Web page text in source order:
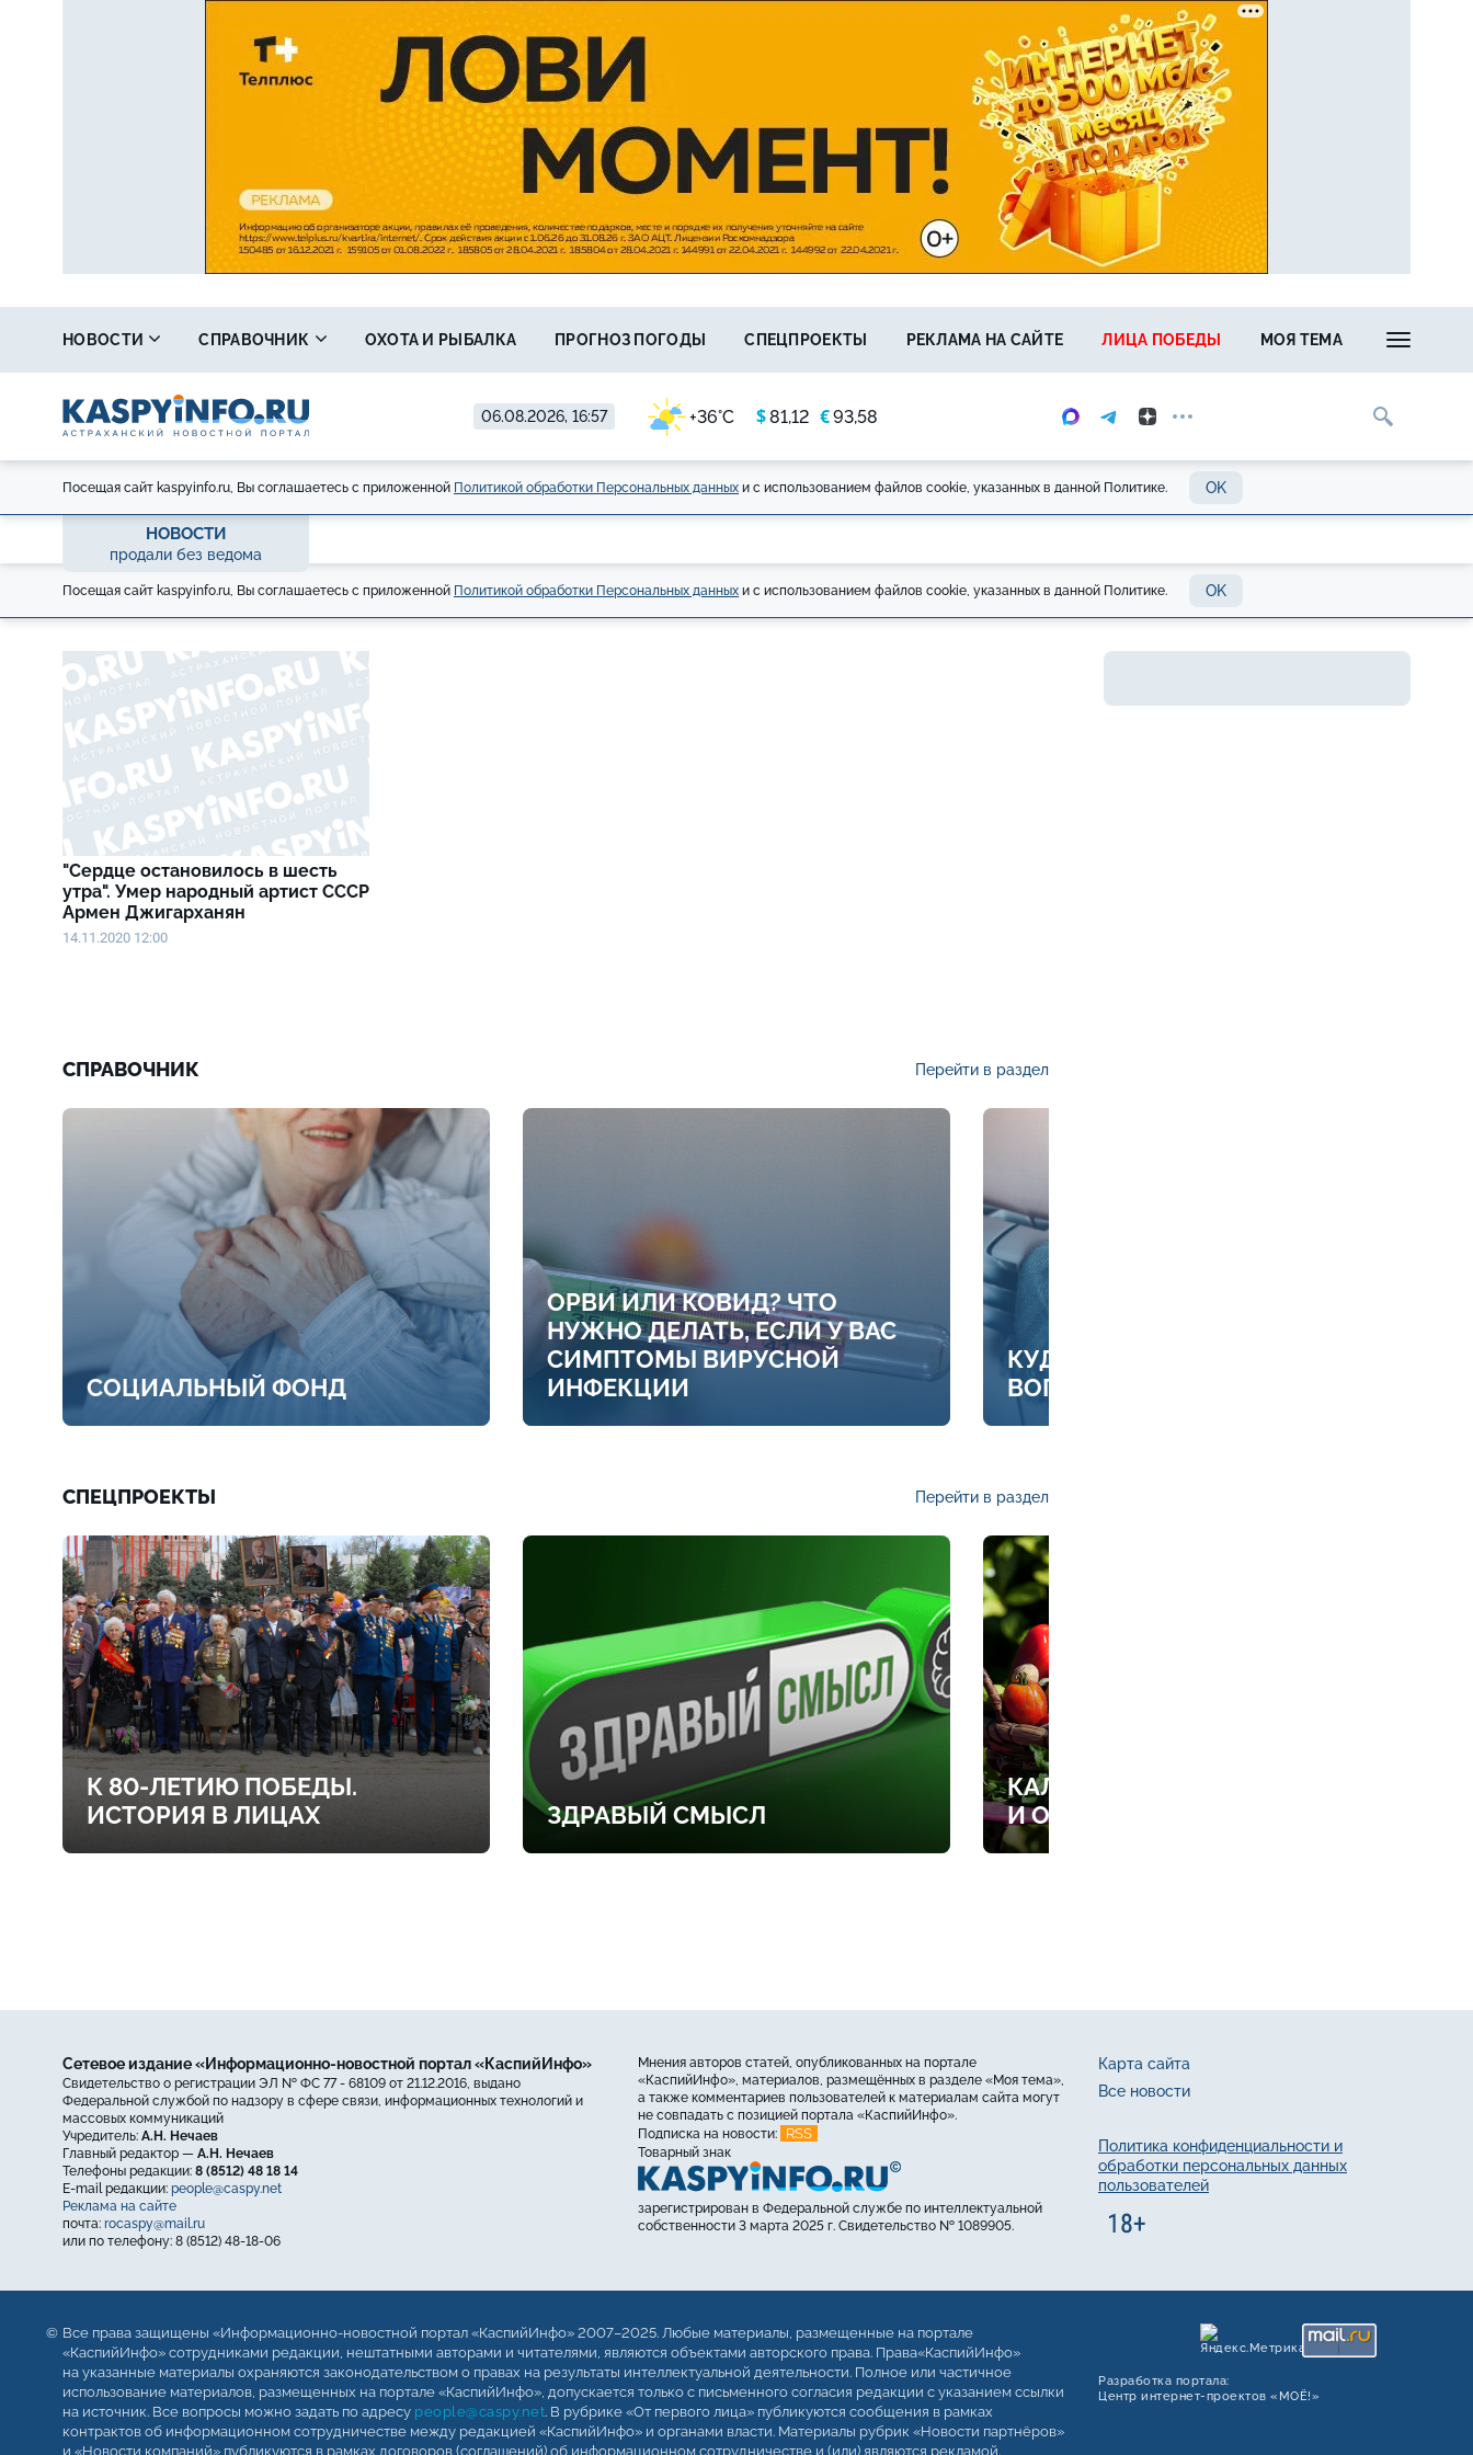
06.08.2026, 16:57 +36°C $81,12 €93,58
НОВОСТИ СПРАВОЧНИК ОХОТА И РЫБАЛКА ПРОГНОЗ ПОГОДЫ СПЕЦПРОЕКТЫ РЕКЛАМА НА САЙТЕ ЛИЦА ПОБЕДЫ МОЯ ТЕМА
Посещая сайт kaspyinfo.ru, Вы соглашаетесь с приложенной Политикой обработки Персональных данных и с использованием файлов cookie, указанных в данной Политике. OK
НОВОСТИ
продали без ведома
Посещая сайт kaspyinfo.ru, Вы соглашаетесь с приложенной Политикой обработки Персональных данных и с использованием файлов cookie, указанных в данной Политике. OK
"Сердце остановилось в шесть
утра". Умер народный артист СССР
Армен Джигарханян
14.11.2020 12:00
СПРАВОЧНИК Перейти в раздел
СОЦИАЛЬНЫЙ ФОНД
ОРВИ ИЛИ КОВИД? ЧТО
НУЖНО ДЕЛАТЬ, ЕСЛИ У ВАС
СИМПТОМЫ ВИРУСНОЙ
ИНФЕКЦИИ
КУДА ЗВОНИТЬ, ЕСЛИ ЕСТЬ
ВОПРОСЫ ПО ОТОПЛЕНИЮ
СПЕЦПРОЕКТЫ Перейти в раздел
К 80-ЛЕТИЮ ПОБЕДЫ.
ИСТОРИЯ В ЛИЦАХ
ЗДРАВЫЙ СМЫСЛ
КАЛЕНДАРЬ РАБОТ В САДУ
И ОГОРОДЕ
Сетевое издание «Информационно-новостной портал «КаспийИнфо»
Свидетельство о регистрации ЭЛ № ФС 77 - 68109 от 21.12.2016, выдано
Федеральной службой по надзору в сфере связи, информационных технологий и
массовых коммуникаций
Учредитель: А.Н. Нечаев
Главный редактор — А.Н. Нечаев
Телефоны редакции: 8 (8512) 48 18 14
E-mail редакции: people@caspy.net
Реклама на сайте
почта: rocaspy@mail.ru
или по телефону: 8 (8512) 48-18-06
Мнения авторов статей, опубликованных на портале
«КаспийИнфо», материалов, размещённых в разделе «Моя тема»,
а также комментариев пользователей к материалам сайта могут
не совпадать с позицией портала «КаспийИнфо».
Подписка на новости:
RSS
Товарный знак
зарегистрирован в Федеральной службе по интеллектуальной
собственности 3 марта 2025 г. Свидетельство № 1089905.
Карта сайта
Все новости
Политика конфиденциальности и
обработки персональных данных
пользователей
Все права защищены «Информационно-новостной портал «КаспийИнфо» 2007–2025. Любые материалы, размещенные на портале
«КаспийИнфо» сотрудниками редакции, нештатными авторами и читателями, являются объектами авторского права. Права«КаспийИнфо»
на указанные материалы охраняются законодательством о правах на результаты интеллектуальной деятельности. Полное или частичное
использование материалов, размещенных на портале «КаспийИнфо», допускается только с письменного согласия редакции с указанием ссылки
на источник. Все вопросы можно задать по адресу people@caspy.net. В рубрике «От первого лица» публикуются сообщения в рамках
контрактов об информационном сотрудничестве между редакцией «КаспийИнфо» и органами власти. Материалы рубрик «Новости партнёров»
и «Новости компаний» публикуются в рамках договоров (соглашений) об информационном сотрудничестве и (или) являются рекламой.
Разработка портала:
Центр интернет‑проектов «МОЁ!»